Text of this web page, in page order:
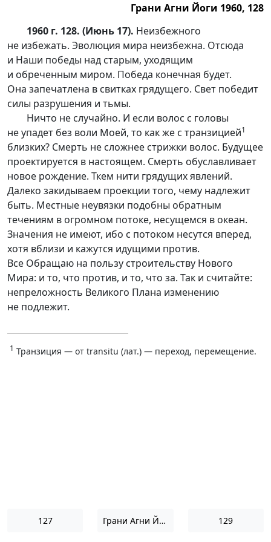
Грани Агни Йоги 1960, 128
1960 г. 128. (Июнь 17). Неизбежного
не избежать. Эволюция мира неизбежна. Отсюда
и Наши победы над старым, уходящим
и обреченным миром. Победа конечная будет.
Она запечатлена в свитках грядущего. Свет победит
силы разрушения и тьмы.
Ничто не случайно. И если волос с головы
не упадет без воли Моей, то как же с транзицией1
близких? Смерть не сложнее стрижки волос. Будущее
проектируется в настоящем. Смерть обуславливает
новое рождение. Ткем нити грядущих явлений.
Далеко закидываем проекции того, чему надлежит
быть. Местные неувязки подобны обратным
течениям в огромном потоке, несущемся в океан.
Значения не имеют, ибо с потоком несутся вперед,
хотя вблизи и кажутся идущими против.
Все Обращаю на пользу строительству Нового
Мира: и то, что против, и то, что за. Так и считайте:
непреложность Великого Плана изменению
не подлежит.
1 Транзиция — от transitu (лат.) — переход, перемещение.
127 Грани Агни Йоги 1960 129